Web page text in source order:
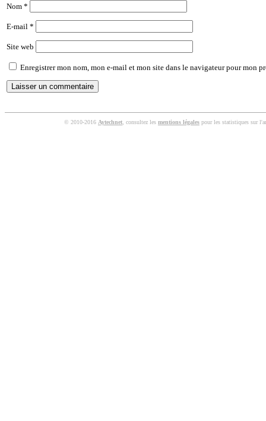
Nom *
E-mail *
Site web
Enregistrer mon nom, mon e-mail et mon site dans le navigateur pour mon
© 2010-2016 Aytechnet , consultez les mentions légales pour les statistiques sur